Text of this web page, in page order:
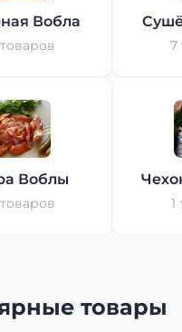
Вобла
7
Воблы
1
товары